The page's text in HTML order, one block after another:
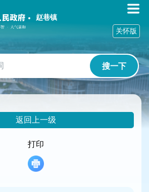
赵巷镇
搜一下
关怀版
返回上一级
打印